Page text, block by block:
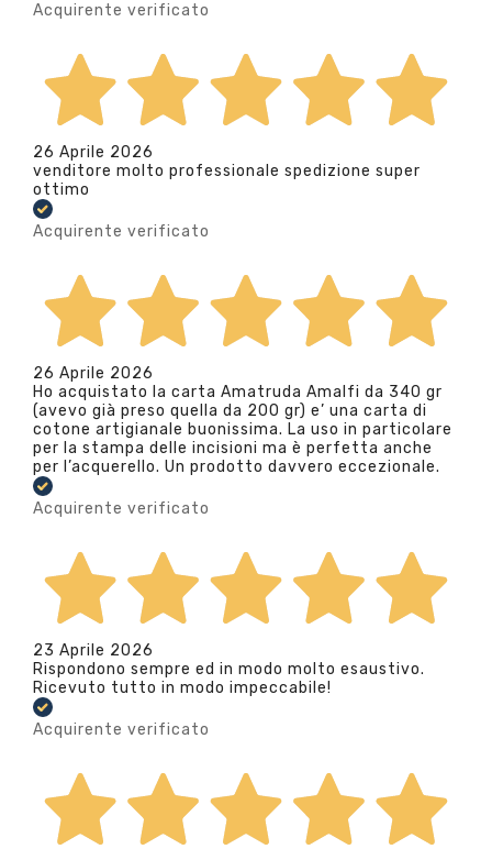
Acquirente verificato
26 Aprile 2026
venditore molto professionale spedizione super
ottimo
Acquirente verificato
26 Aprile 2026
Ho acquistato la carta Amatruda Amalfi da 340 gr
(avevo già preso quella da 200 gr) e’ una carta di
cotone artigianale buonissima. La uso in particolare
per la stampa delle incisioni ma è perfetta anche
per l’acquerello. Un prodotto davvero eccezionale.
Acquirente verificato
23 Aprile 2026
Rispondono sempre ed in modo molto esaustivo.
Ricevuto tutto in modo impeccabile!
Acquirente verificato